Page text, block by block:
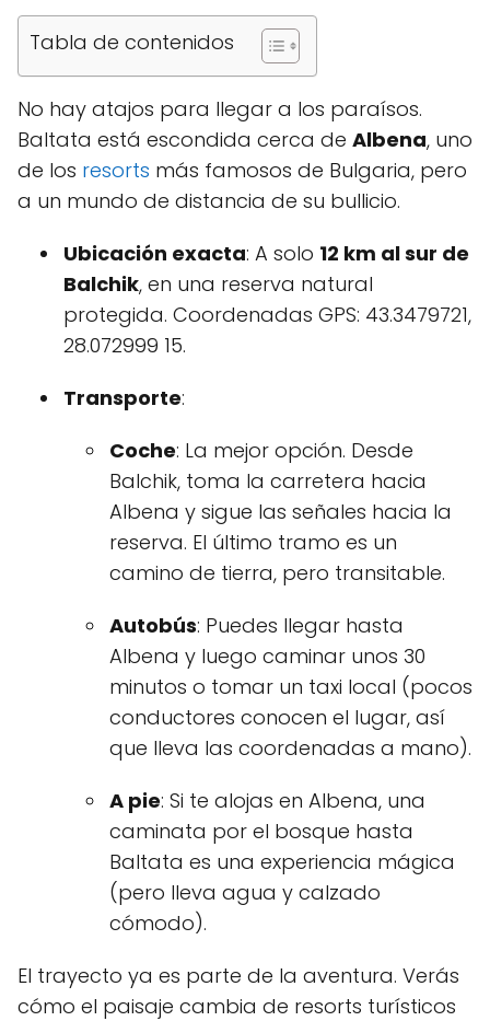
Tabla de contenidos
No hay atajos para llegar a los paraísos.
Baltata está escondida cerca de Albena, uno
de los resorts más famosos de Bulgaria, pero
a un mundo de distancia de su bullicio.
Ubicación exacta: A solo 12 km al sur de
Balchik, en una reserva natural
protegida. Coordenadas GPS: 43.3479721,
28.072999 15.
Transporte:
Coche: La mejor opción. Desde
Balchik, toma la carretera hacia
Albena y sigue las señales hacia la
reserva. El último tramo es un
camino de tierra, pero transitable.
Autobús: Puedes llegar hasta
Albena y luego caminar unos 30
minutos o tomar un taxi local (pocos
conductores conocen el lugar, así
que lleva las coordenadas a mano).
A pie: Si te alojas en Albena, una
caminata por el bosque hasta
Baltata es una experiencia mágica
(pero lleva agua y calzado
cómodo).
El trayecto ya es parte de la aventura. Verás
cómo el paisaje cambia de resorts turísticos